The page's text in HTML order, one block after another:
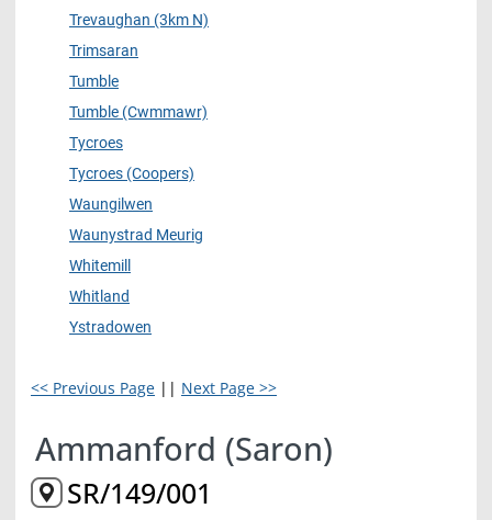
Trevaughan (3km N)
Trimsaran
Tumble
Tumble (Cwmmawr)
Tycroes
Tycroes (Coopers)
Waungilwen
Waunystrad Meurig
Whitemill
Whitland
Ystradowen
<< Previous Page || Next Page >>
Ammanford (Saron)
SR/149/001